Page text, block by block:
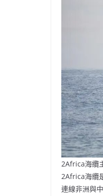
2Africa海纜
2Africa海纜
連線非洲與